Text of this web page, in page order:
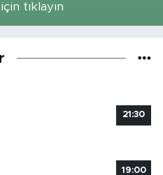
tıklayın
21:30
19:00